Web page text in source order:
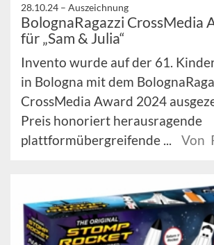
28.10.24 – Auszeichnung
BolognaRagazzi CrossMedia
für „Sam & Julia“
Invento wurde auf der 61.
in Bologna mit dem
CrossMedia Award 2024
Preis honoriert herausragende
plattformübergreifende ...
Von